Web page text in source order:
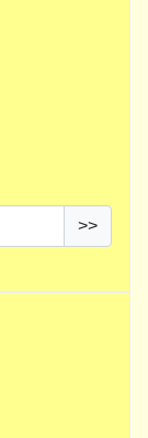
>>